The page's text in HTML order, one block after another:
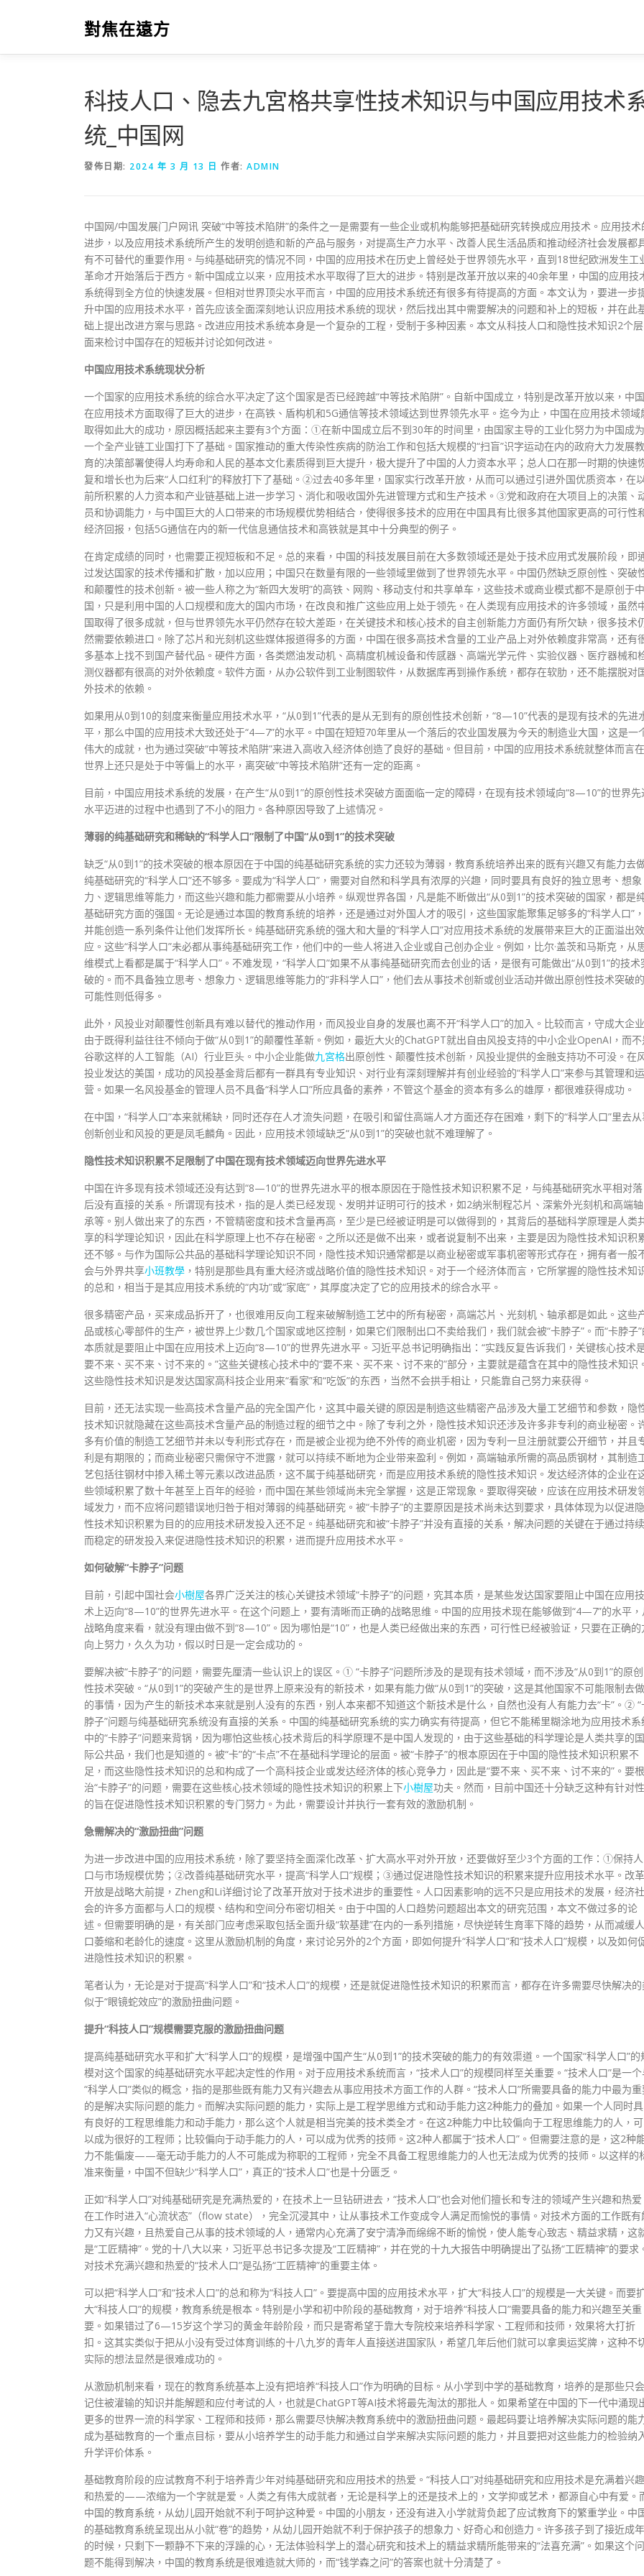
要
對焦在遠方
科技人口、隐去九宮格共享性技术知识与中国应用技术
统_中国网
發佈日期: 2024 年 3 月 13 日 作者: ADMIN
中国网/中国发展门户网讯 突破“中等技术陷阱”的条件之一是需要有一些企业或机构能够把基础研究转换成应用技术。应用技术
进步，以及应用技术系统所产生的发明创造和新的产品与服务，对提高生产力水平、改善人民生活品质和推动经济社会发展都
有不可替代的重要作用。与纯基础研究的情况不同，中国的应用技术在历史上曾经处于世界领先水平，直到18世纪欧洲发生工
革命才开始落后于西方。新中国成立以来，应用技术水平取得了巨大的进步。特别是改革开放以来的40余年里，中国的应用技
系统得到全方位的快速发展。但相对世界顶尖水平而言，中国的应用技术系统还有很多有待提高的方面。本文认为，要进一步
升中国的应用技术水平，首先应该全面深刻地认识应用技术系统的现状，然后找出其中需要解决的问题和补上的短板，并在此
础上提出改进方案与思路。改进应用技术系统本身是一个复杂的工程，受制于多种因素。本文从科技人口和隐性技术知识2个层
面来检讨中国存在的短板并讨论如何改进。
中国应用技术系统现状分析
一个国家的应用技术系统的综合水平决定了这个国家是否已经跨越“中等技术陷阱”。自新中国成立，特别是改革开放以来，中国
在应用技术方面取得了巨大的进步，在高铁、盾构机和5G通信等技术领域达到世界领先水平。迄今为止，中国在应用技术领域
取得如此大的成功，原因概括起来主要有3个方面：①在新中国成立后不到30年的时间里，由国家主导的工业化努力为中国成为
一个全产业链工业国打下了基础。国家推动的重大传染性疾病的防治工作和包括大规模的“扫盲”识字运动在内的政府大力发展教
育的决策部署使得人均寿命和人民的基本文化素质得到巨大提升，极大提升了中国的人力资本水平；总人口在那一时期的快速
复和增长也为后来“人口红利”的释放打下了基础。②过去40多年里，国家实行改革开放，从而可以通过引进外国优质资本，在
前所积累的人力资本和产业链基础上进一步学习、消化和吸收国外先进管理方式和生产技术。③党和政府在大项目上的决策、
员和协调能力，与中国巨大的人口带来的市场规模优势相结合，使得很多技术的应用在中国具有比很多其他国家更高的可行性
经济回报，包括5G通信在内的新一代信息通信技术和高铁就是其中十分典型的例子。
在肯定成绩的同时，也需要正视短板和不足。总的来看，中国的科技发展目前在大多数领域还是处于技术应用式发展阶段，即
过发达国家的技术传播和扩散，加以应用；中国只在数量有限的一些领域里做到了世界领先水平。中国仍然缺乏原创性、突破
和颠覆性的技术创新。被一些人称之为“新四大发明”的高铁、网购、移动支付和共享单车，这些技术或商业模式都不是原创于中
国，只是利用中国的人口规模和庞大的国内市场，在改良和推广这些应用上处于领先。在人类现有应用技术的许多领域，虽然
国取得了很多成就，但与世界领先水平仍然存在较大差距，在关键技术和核心技术的自主创新能力方面仍有所欠缺，很多技术
然需要依赖进口。除了芯片和光刻机这些媒体报道得多的方面，中国在很多高技术含量的工业产品上对外依赖度非常高，还有
多基本上找不到国产替代品。硬件方面，各类燃油发动机、高精度机械设备和传感器、高端光学元件、实验仪器、医疗器械和
测仪器都有很高的对外依赖度。软件方面，从办公软件到工业制图软件，从数据库再到操作系统，都存在软肋，还不能摆脱对
外技术的依赖。
如果用从0到10的刻度来衡量应用技术水平，“从0到1”代表的是从无到有的原创性技术创新，“8—10”代表的是现有技术的先进
平，那么中国的应用技术大致还处于“4—7”的水平。中国在短短70年里从一个落后的农业国发展为今天的制造业大国，这是一
伟大的成就，也为通过突破“中等技术陷阱”来进入高收入经济体创造了良好的基础。但目前，中国的应用技术系统就整体而言在
世界上还只是处于中等偏上的水平，离突破“中等技术陷阱”还有一定的距离。
目前，中国应用技术系统的发展，在产生“从0到1”的原创性技术突破方面面临一定的障碍，在现有技术领域向“8—10”的世界先
水平迈进的过程中也遇到了不小的阻力。各种原因导致了上述情况。
薄弱的纯基础研究和稀缺的“科学人口”限制了中国“从0到1”的技术突破
缺乏“从0到1”的技术突破的根本原因在于中国的纯基础研究系统的实力还较为薄弱，教育系统培养出来的既有兴趣又有能力去
纯基础研究的“科学人口”还不够多。要成为“科学人口”，需要对自然和科学具有浓厚的兴趣，同时要具有良好的独立思考、想象
力、逻辑思维等能力，而这些兴趣和能力都需要从小培养。纵观世界各国，凡是能不断做出“从0到1”的技术突破的国家，都是
基础研究方面的强国。无论是通过本国的教育系统的培养，还是通过对外国人才的吸引，这些国家能聚集足够多的“科学人口”，
并能创造一系列条件让他们发挥所长。纯基础研究系统的强大和大量的“科学人口”对应用技术系统的发展带来巨大的正面溢出效
应。这些“科学人口”未必都从事纯基础研究工作，他们中的一些人将进入企业或自己创办企业。例如，比尔·盖茨和马斯克，从
维模式上看都是属于“科学人口”。不难发现，“科学人口”如果不从事纯基础研究而去创业的话，是很有可能做出“从0到1”的技术
破的。而不具备独立思考、想象力、逻辑思维等能力的“非科学人口”，他们去从事技术创新或创业活动并做出原创性技术突破的
可能性则低得多。
此外，风投业对颠覆性创新具有难以替代的推动作用，而风投业自身的发展也离不开“科学人口”的加入。比较而言，守成大企业
由于既得利益往往不倾向于做“从0到1”的颠覆性革新。例如，最近大火的ChatGPT就出自由风投支持的中小企业OpenAI，而
谷歌这样的人工智能（AI）行业巨头。中小企业能做九宮格出原创性、颠覆性技术创新，风投业提供的金融支持功不可没。在
投业发达的美国，成功的风投基金背后都有一群具有专业知识、对行业有深刻理解并有创业经验的“科学人口”来参与其管理和运
营。如果一名风投基金的管理人员不具备“科学人口”所应具备的素养，不管这个基金的资本有多么的雄厚，都很难获得成功。
在中国，“科学人口”本来就稀缺，同时还存在人才流失问题，在吸引和留住高端人才方面还存在困难，剩下的“科学人口”里去
创新创业和风投的更是凤毛麟角。因此，应用技术领域缺乏“从0到1”的突破也就不难理解了。
隐性技术知识积累不足限制了中国在现有技术领域迈向世界先进水平
中国在许多现有技术领域还没有达到“8—10”的世界先进水平的根本原因在于隐性技术知识积累不足，与纯基础研究水平相对落
后没有直接的关系。所谓现有技术，指的是人类已经发现、发明并证明可行的技术，如2纳米制程芯片、深紫外光刻机和高端轴
承等。别人做出来了的东西，不管精密度和技术含量再高，至少是已经被证明是可以做得到的，其背后的基础科学原理是人类
享的科学理论知识，因此在科学原理上也不存在秘密。之所以还是做不出来，或者说复制不出来，主要是因为隐性技术知识积
还不够。与作为国际公共品的基础科学理论知识不同，隐性技术知识通常都是以商业秘密或军事机密等形式存在，拥有者一般
会与外界共享小班教學 ，特别是那些具有重大经济或战略价值的隐性技术知识。对于一个经济体而言，它所掌握的隐性技术知
的总和，相当于是其应用技术系统的“内功”或“家底”，其厚度决定了它的应用技术的综合水平。
很多精密产品，买来成品拆开了，也很难用反向工程来破解制造工艺中的所有秘密，高端芯片、光刻机、轴承都是如此。这些
品或核心零部件的生产，被世界上少数几个国家或地区控制，如果它们限制出口不卖给我们，我们就会被“卡脖子”。而“卡脖子”
本质就是要阻止中国在应用技术上迈向“8—10”的世界先进水平。习近平总书记明确指出：“实践反复告诉我们，关键核心技术
要不来、买不来、讨不来的。”这些关键核心技术中的“要不来、买不来、讨不来的”部分，主要就是蕴含在其中的隐性技术知识。
这些隐性技术知识是发达国家高科技企业用来“看家”和“吃饭”的东西，当然不会拱手相让，只能靠自己努力来获得。
目前，还无法实现一些高技术含量产品的完全国产化，这其中最关键的原因是制造这些精密产品涉及大量工艺细节和参数，隐
技术知识就隐藏在这些高技术含量产品的制造过程的细节之中。除了专利之外，隐性技术知识还涉及许多非专利的商业秘密。
多有价值的制造工艺细节并未以专利形式存在，而是被企业视为绝不外传的商业机密，因为专利一旦注册就要公开细节，并且
利是有期限的；而商业秘密只需保守不泄露，就可以持续不断地为企业带来盈利。例如，高端轴承所需的高品质钢材，其制造
艺包括往钢材中掺入稀土等元素以改进品质，这不属于纯基础研究，而是应用技术系统的隐性技术知识。发达经济体的企业在
些领域积累了数十年甚至上百年的经验，而中国在某些领域尚未完全掌握，这是正常现象。要取得突破，应该在应用技术研发
域发力，而不应将问题错误地归咎于相对薄弱的纯基础研究。被“卡脖子”的主要原因是技术尚未达到要求，具体体现为以促进隐
性技术知识积累为目的的应用技术研发投入还不足。纯基础研究和被“卡脖子”并没有直接的关系，解决问题的关键在于通过持续
而稳定的研发投入来促进隐性技术知识的积累，进而提升应用技术水平。
如何破解“卡脖子”问题
目前，引起中国社会小樹屋各界广泛关注的核心关键技术领域“卡脖子”的问题，究其本质，是某些发达国家要阻止中国在应用技
术上迈向“8—10”的世界先进水平。在这个问题上，要有清晰而正确的战略思维。中国的应用技术现在能够做到“4—7”的水平，
战略角度来看，就没有理由做不到“8—10”。因为哪怕是“10”，也是人类已经做出来的东西，可行性已经被验证，只要在正确的
向上努力，久久为功，假以时日是一定会成功的。
要解决被“卡脖子”的问题，需要先厘清一些认识上的误区。① “卡脖子”问题所涉及的是现有技术领域，而不涉及“从0到1”的原创
性技术突破。“从0到1”的突破产生的是世界上原来没有的新技术，如果有能力做“从0到1”的突破，这是其他国家不可能限制去做
的事情，因为产生的新技术本来就是别人没有的东西，别人本来都不知道这个新技术是什么，自然也没有人有能力去“卡”。② “
脖子”问题与纯基础研究系统没有直接的关系。中国的纯基础研究系统的实力确实有待提高，但它不能稀里糊涂地为应用技术系
中的“卡脖子”问题来背锅，因为哪怕这些核心技术背后的科学原理不是中国人发现的，由于这些基础的科学理论是人类共享的国
际公共品，我们也是知道的。被“卡”的“卡点”不在基础科学理论的层面。被“卡脖子”的根本原因在于中国的隐性技术知识积累不
足，而这些隐性技术知识的总和构成了一个高科技企业或发达经济体的核心竞争力，因此是“要不来、买不来、讨不来的”。要根
治“卡脖子”的问题，需要在这些核心技术领域的隐性技术知识的积累上下小樹屋功夫。然而，目前中国还十分缺乏这种有针对性
的旨在促进隐性技术知识积累的专门努力。为此，需要设计并执行一套有效的激励机制。
急需解决的“激励扭曲”问题
为进一步改进中国的应用技术系统，除了要坚持全面深化改革、扩大高水平对外开放，还要做好至少3个方面的工作：①保持人
口与市场规模优势；②改善纯基础研究水平，提高“科学人口”规模；③通过促进隐性技术知识的积累来提升应用技术水平。改革
开放是战略大前提，Zheng和Li详细讨论了改革开放对于技术进步的重要性。人口因素影响的远不只是应用技术的发展，经济社
会的许多方面都与人口的规模、结构和空间分布密切相关。由于中国的人口趋势问题超出本文的研究范围，本文不做过多的论
述。但需要明确的是，有关部门应考虑采取包括全面升级“软基建”在内的一系列措施，尽快逆转生育率下降的趋势，从而减缓人
口萎缩和老龄化的速度。这里从激励机制的角度，来讨论另外的2个方面，即如何提升“科学人口”和“技术人口”规模，以及如何
进隐性技术知识的积累。
笔者认为，无论是对于提高“科学人口”和“技术人口”的规模，还是就促进隐性技术知识的积累而言，都存在许多需要尽快解决的
似于“眼镜蛇效应”的激励扭曲问题。
提升“科技人口”规模需要克服的激励扭曲问题
提高纯基础研究水平和扩大“科学人口”的规模，是增强中国产生“从0到1”的技术突破的能力的有效渠道。一个国家“科学人口”的
模对这个国家的纯基础研究水平起决定性的作用。对于应用技术系统而言，“技术人口”的规模同样至关重要。“技术人口”是一个
“科学人口”类似的概念，指的是那些既有能力又有兴趣去从事应用技术方面工作的人群。“技术人口”所需要具备的能力中最为
的是解决实际问题的能力。而解决实际问题的能力，实际上是工程学思维方式和动手能力这2种能力的叠加。如果一个人同时具
有良好的工程思维能力和动手能力，那么这个人就是相当完美的技术类全才。在这2种能力中比较偏向于工程思维能力的人，可
以成为很好的工程师；比较偏向于动手能力的人，可以成为优秀的技师。这2种人都属于“技术人口”。但需要注意的是，这2种
力不能偏废——毫无动手能力的人不可能成为称职的工程师，完全不具备工程思维能力的人也无法成为优秀的技师。以这样的
准来衡量，中国不但缺少“科学人口”，真正的“技术人口”也是十分匮乏。
正如“科学人口”对纯基础研究是充满热爱的，在技术上一旦钻研进去，“技术人口”也会对他们擅长和专注的领域产生兴趣和热爱
在工作时进入“心流状态”（flow state），完全沉浸其中，让从事技术工作变成令人满足而愉悦的事情。对技术方面的工作既有
力又有兴趣，且热爱自己从事的技术领域的人，通常内心充满了安宁清净而绵绵不断的愉悦，使人能专心致志、精益求精，这
是“工匠精神”。党的十八大以来，习近平总书记多次提及“工匠精神”，并在党的十九大报告中明确提出了弘扬“工匠精神”的要求
对技术充满兴趣和热爱的“技术人口”是弘扬“工匠精神”的重要主体。
可以把“科学人口”和“技术人口”的总和称为“科技人口”。要提高中国的应用技术水平，扩大“科技人口”的规模是一大关键。而要
大“科技人口”的规模，教育系统是根本。特别是小学和初中阶段的基础教育，对于培养“科技人口”需要具备的能力和兴趣至关重
要。如果错过了6—15岁这个学习的黄金年龄阶段，而只是寄希望于靠大专院校来培养科学家、工程师和技师，效果将大打折
扣。这其实类似于把从小没有受过体育训练的十八九岁的青年人直接送进国家队，希望几年后他们就可以拿奥运奖牌，这种不
实际的想法显然是很难成功的。
从激励机制来看，现在的教育系统基本上没有把培养“科技人口”作为明确的目标。从小学到中学的基础教育，培养的是那些只会
记住被灌输的知识并能解题和应付考试的人，也就是ChatGPT等AI技术将最先淘汰的那批人。如果希望在中国的下一代中涌现
更多的世界一流的科学家、工程师和技师，那么需要尽快解决教育系统中的激励扭曲问题。最起码要让培养解决实际问题的能
成为基础教育的一个重点目标，要从小培养学生的动手能力和通过自学来解决实际问题的能力，并且要把对这些能力的检验纳
升学评价体系。
基础教育阶段的应试教育不利于培养青少年对纯基础研究和应用技术的热爱。“科技人口”对纯基础研究和应用技术是充满着兴趣
和热爱的——浓缩为一个字就是爱。人类之有伟大成就者，无论是科学上的还是技术上的，文学抑或艺术，都源自心中有爱。
中国的教育系统，从幼儿园开始就不利于呵护这种爱。中国的小朋友，还没有进入小学就背负起了应试教育下的繁重学业。中
的基础教育系统呈现出从小就“卷”的趋势，从幼儿园开始就不利于保护孩子的想象力、好奇心和创造力。许多孩子到了接近成年
的时候，只剩下一颗静不下来的浮躁的心，无法体验科学上的潜心研究和技术上的精益求精所能带来的“法喜充满”。如果这个问
题不能得到解决，中国的教育系统是很难造就大师的，而“钱学森之问”的答案也就十分清楚了。